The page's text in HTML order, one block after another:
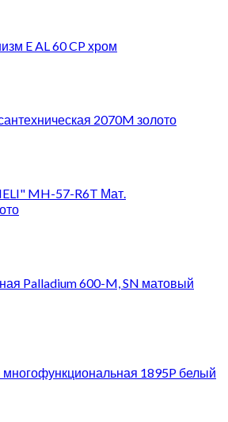
E AL 60 CP хром
2070M золото
MH-57-R6T Мат.
Palladium 600-M, SN матовый
1895P белый